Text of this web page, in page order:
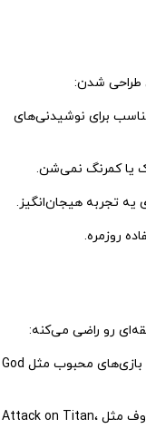
طراحی شدن:
برای نوشیدنی‌های
یا کمرنگ نمی‌شن.
یه تجربه هیجان‌انگیز.
روزمره.
رو راضی می‌کنه:
: با طرح شخصیت‌ها و لوگوی بازی‌های محبوب مثل God
: طرح‌های خفن از انیمه‌های معروف مثل Attack on Titan،